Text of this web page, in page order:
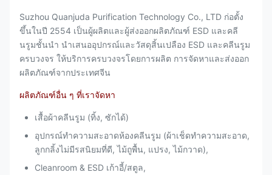
Suzhou Quanjuda Purification Technology Co., LTD ก่อตั้ง
ขึ้นในปี 2554 เป็นผู้ผลิตและผู้ส่งออกผลิตภัณฑ์ ESD และคลี
นรูมชั้นนำ นำเสนออุปกรณ์และวัสดุสิ้นเปลือง ESD และคลีนรูม
ครบวงจร ให้บริการครบวงจรโดยการผลิต การจัดหาและส่งออก
ผลิตภัณฑ์จากประเทศจีน
ผลิตภัณฑ์อื่น ๆ ที่เราจัดหา
เสื้อผ้าคลีนรูม (ทิ้ง, ซักได้)
อุปกรณ์ทำความสะอาดห้องคลีนรูม (ผ้าเช็ดทำความสะอาด,
ลูกกลิ้งไม่มีรสนิยมที่ดี, ไม้ถูพื้น, แปรง, ไม้กวาด),
Cleanroom & ESD เก้าอี้/สตูล,